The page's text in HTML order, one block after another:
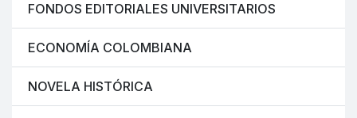
FONDOS EDITORIALES UNIVERSITARIOS
ECONOMÍA COLOMBIANA
NOVELA HISTÓRICA